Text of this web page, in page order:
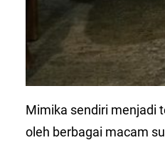
Mimika sendiri menjadi
oleh berbagai macam